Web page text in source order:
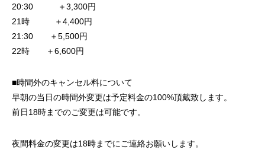
20:30 ＋3,300円
21時 ＋4,400円
21:30 ＋5,500円
22時 ＋6,600円
■時間外のキャンセル料について
早朝の当日の時間外変更は予定料金の100%頂戴致します。
前日18時までのご変更は可能です。
夜間料金の変更は18時までにご連絡お願いします。